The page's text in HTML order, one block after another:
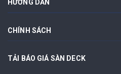
HƯỚNG DẪN
CHÍNH SÁCH
TẢI BÁO GIÁ SÀN DECK